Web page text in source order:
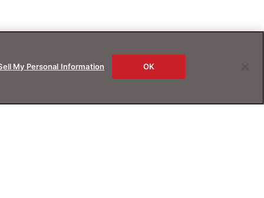
My Personal Information OK